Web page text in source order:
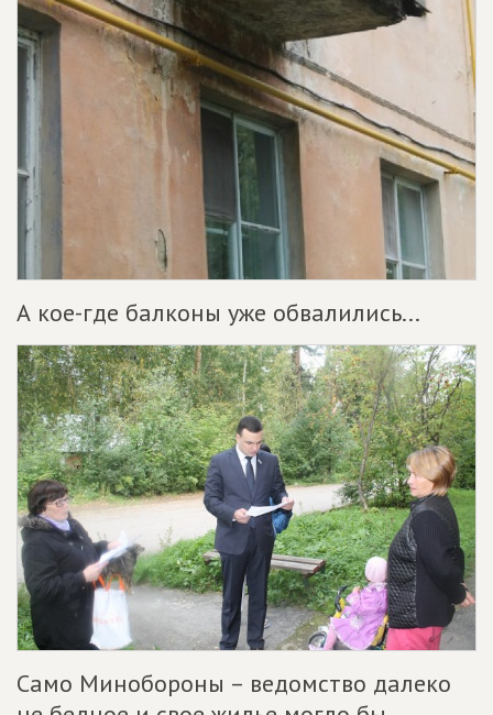
А кое-где балконы уже обвалились...
Само Минобороны – ведомство далеко